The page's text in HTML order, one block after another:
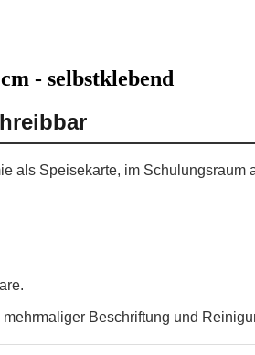
- selbstklebend
als Speisekarte, im
Beschriftung und